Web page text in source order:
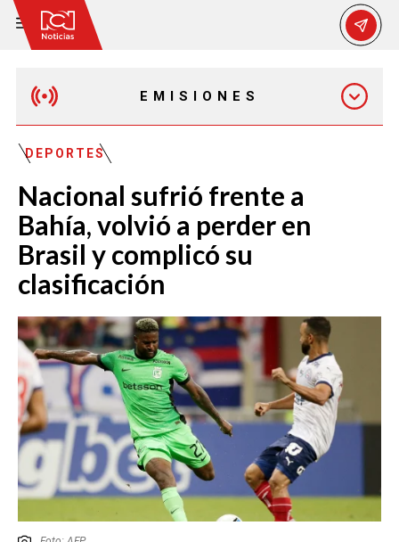
EMISIONES
EMISIÓN 7:00 PM
DEPORTES
Nacional sufrió frente a
Bahía, volvió a perder en
Brasil y complicó su
clasificación